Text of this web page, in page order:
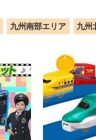
九州南部エリア 九州